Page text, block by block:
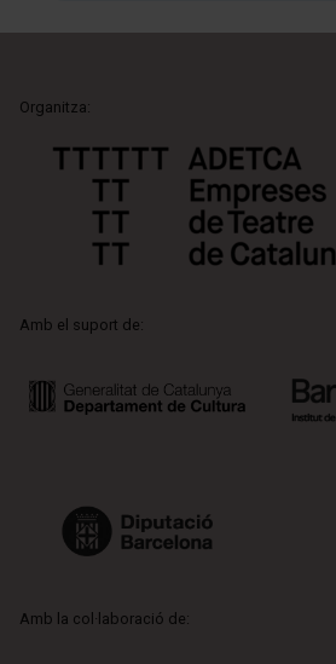
Organitza:
Amb el suport de:
Amb la col·laboració de: